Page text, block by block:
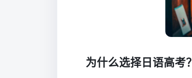
为什么选择日语高考？